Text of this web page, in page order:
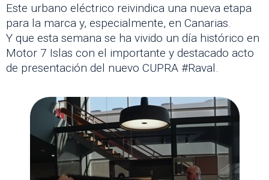
Este urbano eléctrico reivindica una nueva etapa
para la marca y, especialmente, en Canarias.
Y que esta semana se ha vivido un día histórico en
Motor 7 Islas con el importante y destacado acto
de presentación del nuevo CUPRA #Raval.